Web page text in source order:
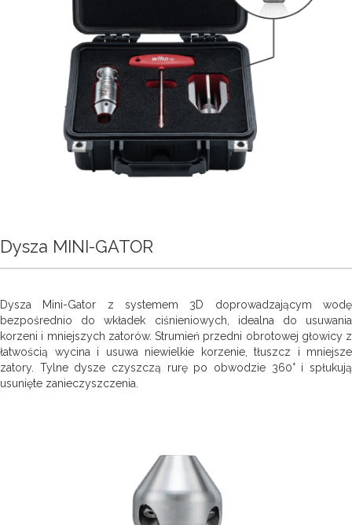
Dysza MINI-GATOR
Dysza Mini-Gator z systemem 3D doprowadzającym wodę
bezpośrednio do wkładek ciśnieniowych, idealna do usuwania
korzeni i mniejszych zatorów. Strumień przedni obrotowej głowicy z
łatwością wycina i usuwa niewielkie korzenie, tłuszcz i mniejsze
zatory. Tylne dysze czyszczą rurę po obwodzie 360° i spłukują
usunięte zanieczyszczenia.